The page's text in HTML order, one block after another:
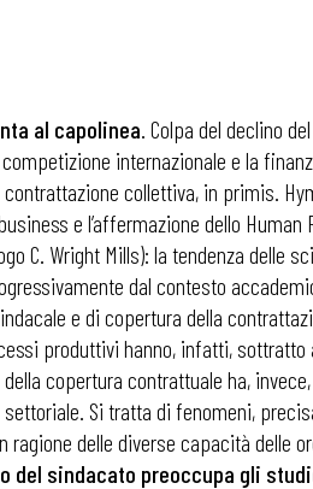
al capolinea. Colpa del declino
internazionale e la
collettiva, in primis.
e l’affermazione dello
C. Wright Mills): la tendenza delle
dal contesto
e di copertura della
produttivi hanno, infatti,
copertura contrattuale ha,
Si tratta di fenomeni,
ragione delle diverse capacità delle
del sindacato preoccupa gli